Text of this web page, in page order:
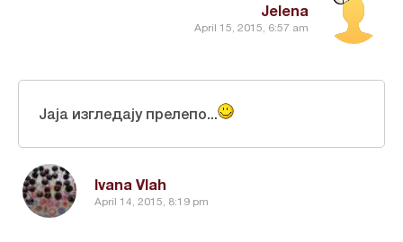
Jelena
April 15, 2015, 6:57 am
Ivana Vlah
April 14, 2015, 8:19 pm
Јаја изгледају прелепо...